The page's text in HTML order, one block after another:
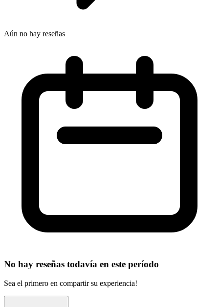
Aún no hay reseñas
No hay reseñas todavía en este período
Sea el primero en compartir su experiencia!